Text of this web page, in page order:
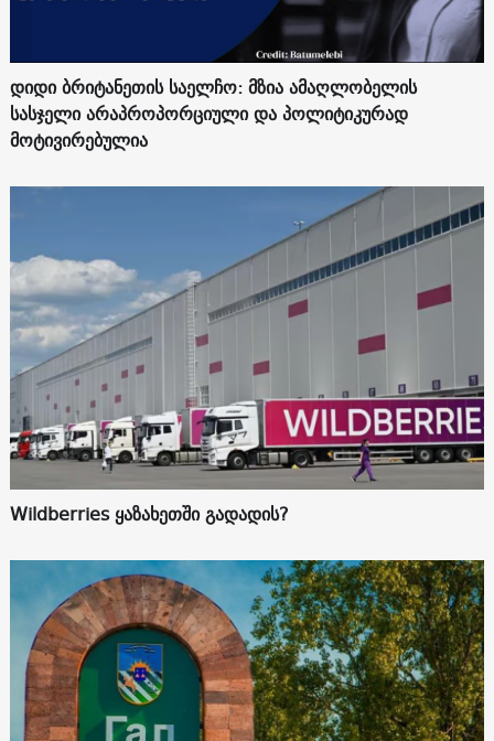
დიდი ბრიტანეთის საელჩო: მზია ამაღლობელის
სასჯელი არაპროპორციული და პოლიტიკურად
მოტივირებულია
Wildberries ყაზახეთში გადადის?